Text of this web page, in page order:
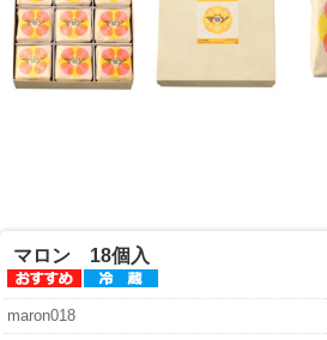
マロン 18個入
maron018